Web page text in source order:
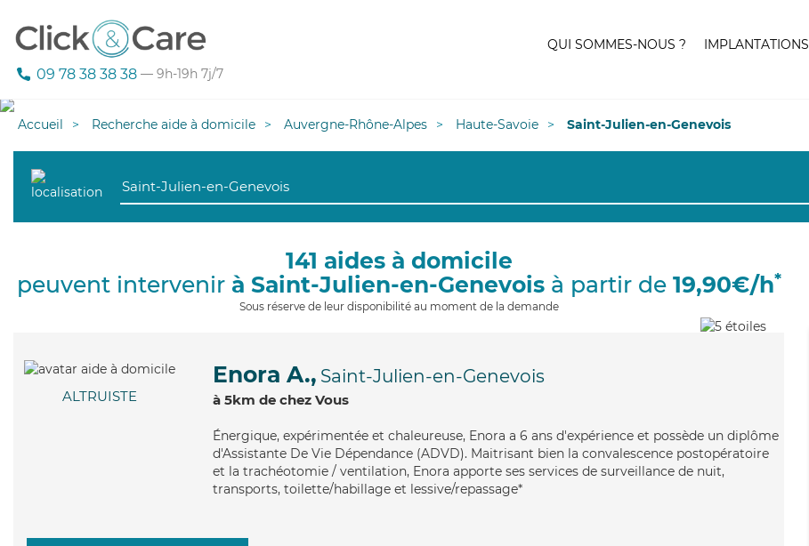
09 78 38 38 38 — 9h-19h 7j/7
QUI SOMMES-NOUS ? IMPLANTATIONS
Accueil Recherche aide à domicile Auvergne-Rhône-Alpes Haute-Savoie Saint-Julien-en-Genevois
141 aides à domicile
peuvent intervenir à Saint-Julien-en-Genevoisà partir de 19,90€/h*
Sous réserve de leur disponibilité au moment de la demande
ALTRUISTE
Enora A., Saint-Julien-en-Genevois
à 5km de chez Vous
Énergique, expérimentée et chaleureuse, Enora a 6 ans d'expérience et possède un diplôme
d'Assistante De Vie Dépendance (ADVD). Maitrisant bien la convalescence postopératoire
et la trachéotomie / ventilation, Enora apporte ses services de surveillance de nuit,
transports, toilette/habillage et lessive/repassage*